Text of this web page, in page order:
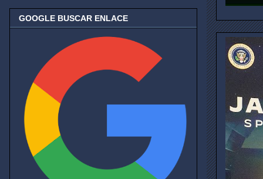
GOOGLE BUSCAR ENLACE